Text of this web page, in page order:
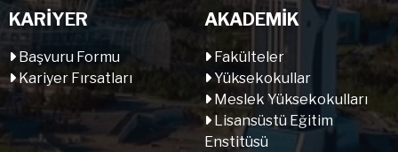
KARİYER
Başvuru Formu
Kariyer Fırsatları
AKADEMİK
Fakülteler
Yüksekokullar
Meslek Yüksekokulları
Lisansüstü Eğitim
Enstitüsü